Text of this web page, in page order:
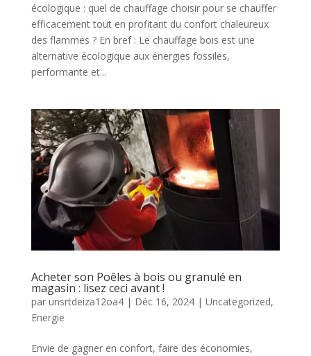
écologique : quel de chauffage choisir pour se chauffer
efficacement tout en profitant du confort chaleureux
des flammes ? En bref : Le chauffage bois est une
alternative écologique aux énergies fossiles,
performante et...
Acheter son Poêles à bois ou granulé en
magasin : lisez ceci avant !
par unsrtdeiza12oa4| Déc 16, 2024| Uncategorized,
Energie
Envie de gagner en confort, faire des économies,